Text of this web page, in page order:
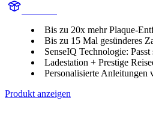
Bis zu 20x mehr Plaque-
Bis zu 15 Mal gesünderes
SenseIQ Technologie:
Ladestation + Prestige
Personalisierte Anleitungen
Produkt anzeigen